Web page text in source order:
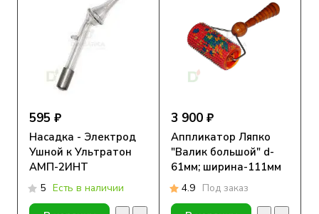
595 ₽
Насадка - Электрод
Ушной к Ультратон
АМП-2ИНТ
5 Есть в наличии
3 900 ₽
Аппликатор Ляпко
"Валик большой" d-
61мм; ширина-111мм
4.9 Под заказ